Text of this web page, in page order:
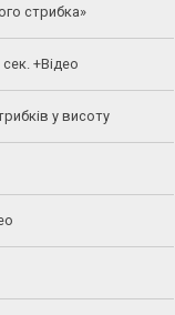
стрибка»
+Відео
у висоту